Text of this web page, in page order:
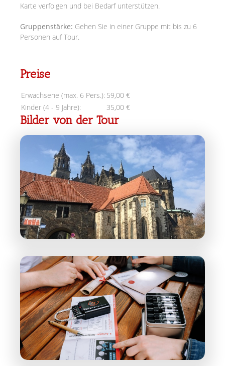
Karte verfolgen und bei Bedarf unterstützen.
Gruppenstärke: Gehen Sie in einer Gruppe mit bis zu 6
Personen auf Tour.
Preise
Erwachsene (max. 6 Pers.): 59,00 €
Kinder (4 - 9 Jahre):
35,00 €
Bilder von der Tour